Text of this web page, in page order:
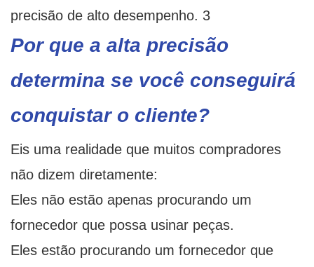
Por que a alta precisão
determina se você conseguirá
conquistar o cliente?
Eis uma realidade que muitos compradores
não dizem diretamente:
Eles não estão apenas procurando um
fornecedor que possa usinar peças.
Eles estão procurando um fornecedor que